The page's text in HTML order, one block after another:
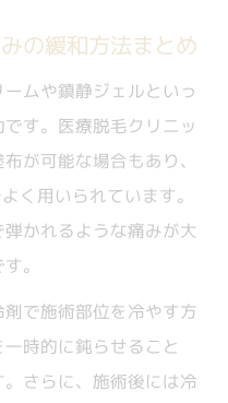
の緩和方法まとめ
ムや鎮静ジェルといっ
す。医療脱毛クリニッ
が可能な場合もあり、
く用いられています。
かれるような痛みが大
。
で施術部位を冷やす方
時的に鈍らせること
さらに、施術後には冷